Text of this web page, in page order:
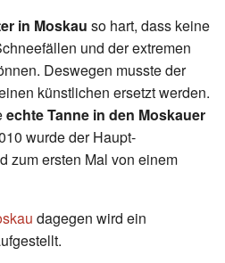
in Moskau so hart, dass keine
und der extremen
Deswegen musste der
künstlichen ersetzt werden.
echte Tanne in den Moskauer
wurde der Haupt-
zum ersten Mal von einem
dagegen wird ein